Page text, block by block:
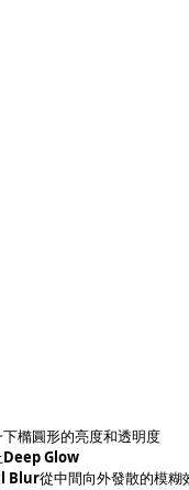
橢圓形的亮度和透明度
Deep Glow
Blur從中間向外發散的模糊